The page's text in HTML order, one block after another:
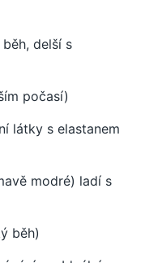
delší s
počasí)
látky s elastanem
modré) ladí s
běh)